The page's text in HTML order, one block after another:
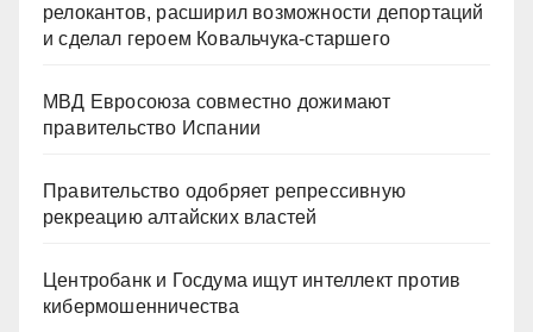
релокантов, расширил возможности депортаций
и сделал героем Ковальчука-старшего
МВД Евросоюза совместно дожимают
правительство Испании
Правительство одобряет репрессивную
рекреацию алтайских властей
Центробанк и Госдума ищут интеллект против
кибермошенничества